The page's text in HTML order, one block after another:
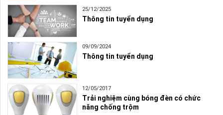
25/12/2025
Thông tin tuyển dụng
09/09/2024
Thông tin tuyển dụng
12/05/2017
Trải nghiệm cùng bóng đèn có chức
năng chống trộm